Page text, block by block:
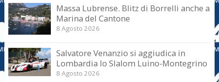
Massa Lubrense. Blitz di Borrelli anche a
Marina del Cantone
8 Agosto 2026
Salvatore Venanzio si aggiudica in
Lombardia lo Slalom Luino-Montegrino
8 Agosto 2026